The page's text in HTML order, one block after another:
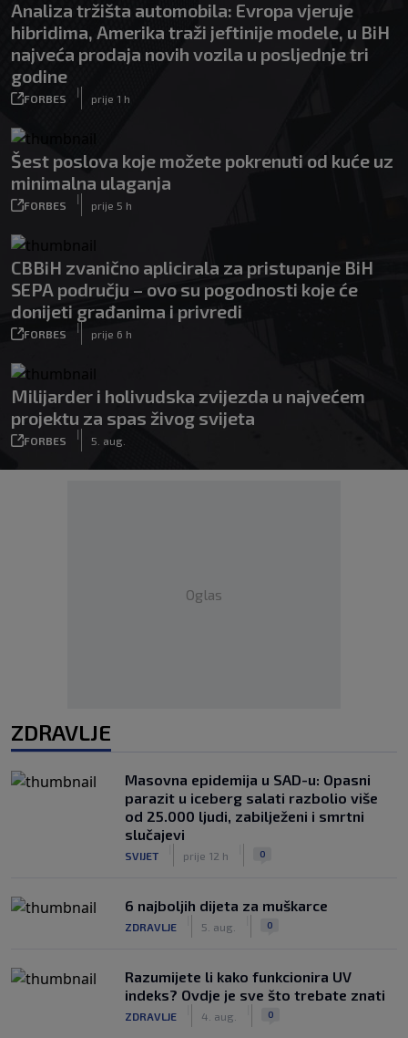
Analiza tržišta automobila: Evropa vjeruje
hibridima, Amerika traži jeftinije modele, u BiH
najveća prodaja novih vozila u posljednje tri
godine
FORBES
|
prije 1 h
Šest poslova koje možete pokrenuti od kuće uz
minimalna ulaganja
FORBES
|
prije 5 h
CBBiH zvanično aplicirala za pristupanje BiH
SEPA području – ovo su pogodnosti koje će
donijeti građanima i privredi
FORBES
|
prije 6 h
Milijarder i holivudska zvijezda u najvećem
projektu za spas živog svijeta
FORBES
|
5. aug.
Oglas
ZDRAVLJE
Masovna epidemija u SAD-u: Opasni
parazit u iceberg salati razbolio više
od 25.000 ljudi, zabilježeni i smrtni
slučajevi
SVIJET prije 12 h 0
6 najboljih dijeta za muškarce
ZDRAVLJE 5. aug. 0
Razumijete li kako funkcionira UV
indeks? Ovdje je sve što trebate znati
ZDRAVLJE 4. aug. 0